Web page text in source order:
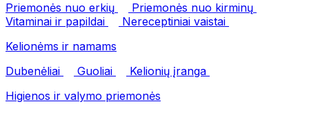
Priemonės nuo erkių
Priemonės nuo kirminų
Vitaminai ir papildai
Nereceptiniai vaistai
Kelionėms ir namams
Dubenėliai
Guoliai
Kelionių įranga
Higienos ir valymo priemonės